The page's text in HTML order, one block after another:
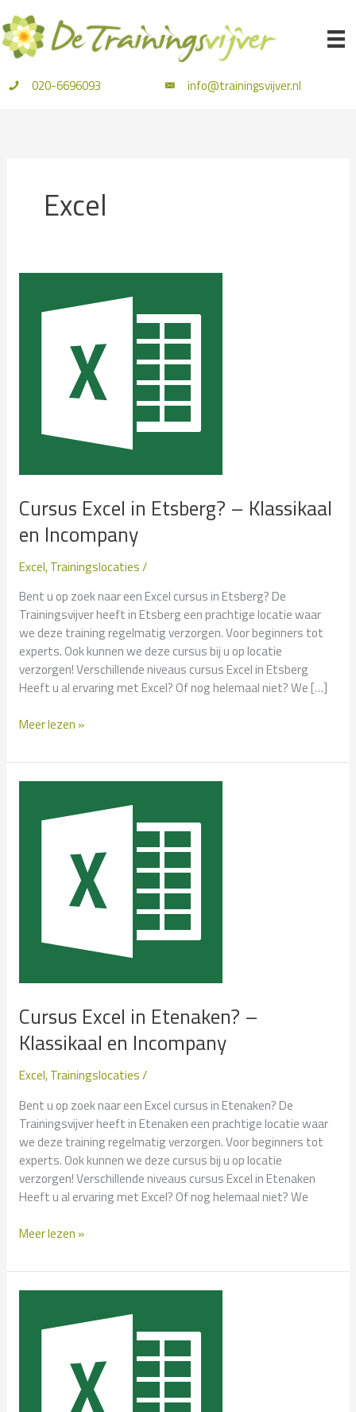
naar
de
inhoud
020-6696093 info@trainingsvijver.nl
Excel
Cursus Excel in Etsberg? – Klassikaal
en Incompany
Excel,Trainingslocaties/
Bent u op zoek naar een Excel cursus in Etsberg? De
Trainingsvijver heeft in Etsberg een prachtige locatie waar
we deze training regelmatig verzorgen. Voor beginners tot
experts. Ook kunnen we deze cursus bij u op locatie
verzorgen! Verschillende niveaus cursus Excel in Etsberg
Heeft u al ervaring met Excel? Of nog helemaal niet? We […]
Cursus
in
Etsberg?
Klassikaal
Incompany
Meer lezen »
Cursus Excel in Etenaken? –
Klassikaal en Incompany
Excel,Trainingslocaties/
Bent u op zoek naar een Excel cursus in Etenaken? De
Trainingsvijver heeft in Etenaken een prachtige locatie waar
we deze training regelmatig verzorgen. Voor beginners tot
experts. Ook kunnen we deze cursus bij u op locatie
verzorgen! Verschillende niveaus cursus Excel in Etenaken
Heeft u al ervaring met Excel? Of nog helemaal niet? We
Cursus
in
Etenaken?
Klassikaal
Incompany
Meer lezen »